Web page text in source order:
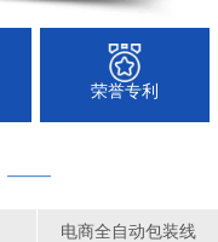
荣誉专利
——
电商全自动包装线